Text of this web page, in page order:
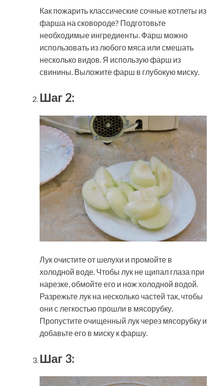
Как пожарить классические сочные котлеты из
фарша на сковороде? Подготовьте
необходимые ингредиенты. Фарш можно
использовать из любого мяса или смешать
несколько видов. Я использую фарш из
свинины. Выложите фарш в глубокую миску.
Шаг 2:
Лук очистите от шелухи и промойте в
холодной воде. Чтобы лук не щипал глаза при
нарезке, обмойте его и нож холодной водой.
Разрежьте лук на несколько частей так, чтобы
они с легкостью прошли в мясорубку.
Пропустите очищенный лук через мясорубку и
добавьте его в миску к фаршу.
Шаг 3: